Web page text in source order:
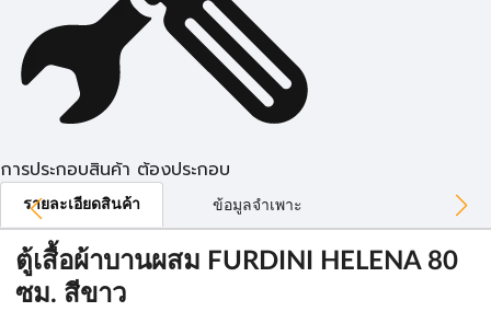
การประกอบสินค้า ต้องประกอบ
รายละเอียดสินค้า ข้อมูลจำเพาะ
ตู้เสื้อผ้าบานผสม FURDINI HELENA 80
ซม. สีขาว